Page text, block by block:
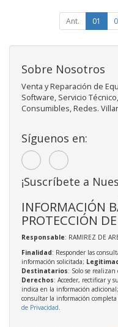
Ant. 01
Sobre Nosotros
Venta y Reparación de
Software, Servicio
Consumibles, Redes.
Síguenos en:
¡Suscríbete a
INFORMACIÓN
PROTECCIÓN
Responsable: RAMIREZ DE
Finalidad: Responder las
información solicitada;
Destinatarios: Solo se realizan
Derechos: Acceder, rectificar y
indica en la información adicional;
consultar la información
de Privacidad